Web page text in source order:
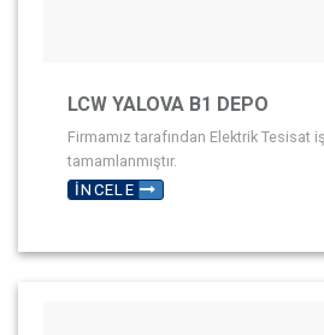
LCW YALOVA B1 DEPO
Firmamız tarafından Elektrik Tesisat
tamamlanmıştır.
İNCELE